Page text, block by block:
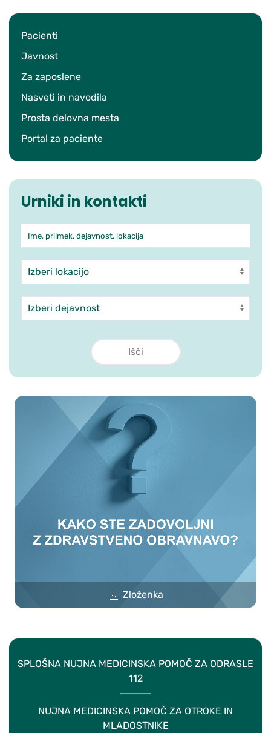
Pacienti
Javnost
Za zaposlene
Nasveti in navodila
Prosta delovna mesta
Portal za paciente
Urniki in kontakti
Iskanje po ambulantah in
Ime, priimek, dejavnost, lokacija
Enota
Dejavnost
Zloženka
SPLOŠNA NUJNA MEDICINSKA POMOČ ZA ODRASLE
112
NUJNA MEDICINSKA POMOČ ZA OTROKE IN
MLADOSTNIKE